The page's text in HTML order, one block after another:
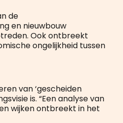
de
en nieuwbouw
Ook ontbreekt
ongelijkheid tussen
van ‘gescheiden
is. “Een analyse van
wijken ontbreekt in het